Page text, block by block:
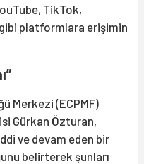
TikTok,
platformlara erişimin
Merkezi (ECPMF)
Gürkan Özturan,
ve devam eden bir
belirterek şunları